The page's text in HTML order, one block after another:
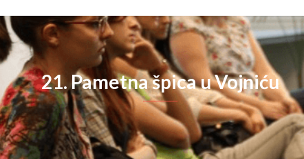
21. Pametna špica u Vojniću